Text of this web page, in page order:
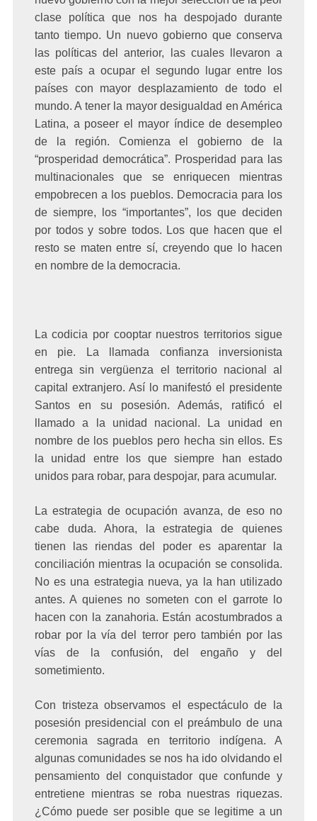
clase política que nos ha despojado durante
tanto tiempo. Un nuevo gobierno que conserva
las políticas del anterior, las cuales llevaron a
este país a ocupar el segundo lugar entre los
países con mayor desplazamiento de todo el
mundo.A tener la mayor desigualdad en América
Latina, a poseer el mayor índice de desempleo
de la región. Comienza el gobierno de la
“prosperidad democrática”. Prosperidad para las
multinacionales que se enriquecen mientras
empobrecen a los pueblos. Democracia para los
de siempre, los “importantes”, los que deciden
por todos y sobre todos. Los que hacen que el
resto se maten entre sí, creyendo que lo hacen
en nombre de la democracia.
La codicia por cooptar nuestros territorios sigue
en pie. La llamada confianza inversionista
entrega sin vergüenza el territorio nacional al
capital extranjero. Así lo manifestó el presidente
Santos en su posesión. Además, ratificó el
llamado a la unidad nacional. La unidad en
nombre de los pueblos pero hecha sin ellos. Es
la unidad entre los que siempre han estado
unidos para robar, para despojar, para acumular.
La estrategia de ocupación avanza, de eso no
cabe duda. Ahora, la estrategia de quienes
tienen las riendas del poder es aparentar la
conciliación mientras la ocupación se consolida.
No es una estrategia nueva, ya la han utilizado
antes. A quienes no someten con el garrote lo
hacen con la zanahoria. Están acostumbrados a
robar por la vía del terror pero también por las
vías de la confusión, del engaño y del
sometimiento.
Con tristeza observamos el espectáculo de la
posesión presidencial con el preámbulo de una
ceremonia sagrada en territorio indígena. A
algunas comunidades se nos ha ido olvidando el
pensamiento del conquistador que confunde y
entretiene mientras se roba nuestras riquezas.
¿Cómo puede ser posible que se legitime a un